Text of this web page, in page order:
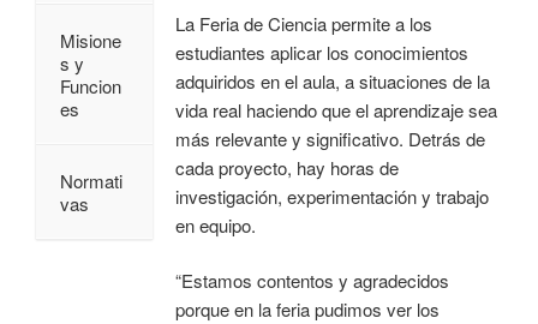
La Feria de Ciencia permite a los
estudiantes aplicar los conocimientos
adquiridos en el aula, a situaciones de la
vida real haciendo que el aprendizaje sea
más relevante y significativo. Detrás de
cada proyecto, hay horas de
investigación, experimentación y trabajo
en equipo.
“Estamos contentos y agradecidos
porque en la feria pudimos ver los
Misione
s y
Funcion
es
Normati
vas